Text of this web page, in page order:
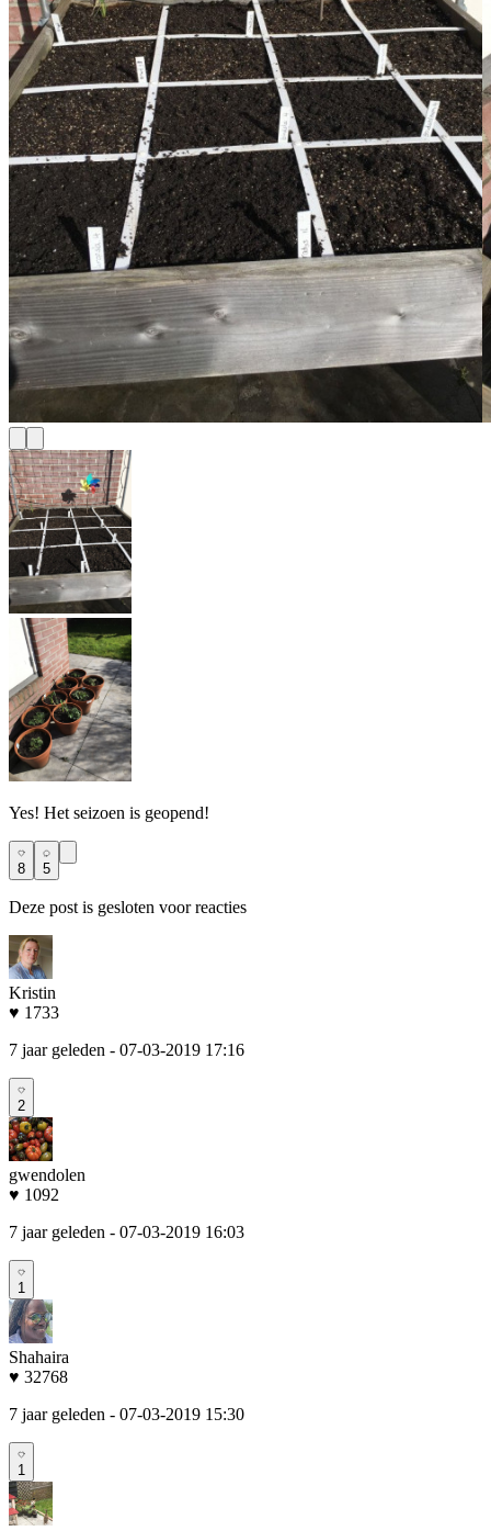
Yes! Het seizoen is geopend!
8 5
Deze post is gesloten voor reacties
Kristin
♥ 1733
7 jaar geleden - 07-03-2019 17:16
2
gwendolen
♥ 1092
7 jaar geleden - 07-03-2019 16:03
1
Shahaira
♥ 32768
7 jaar geleden - 07-03-2019 15:30
1